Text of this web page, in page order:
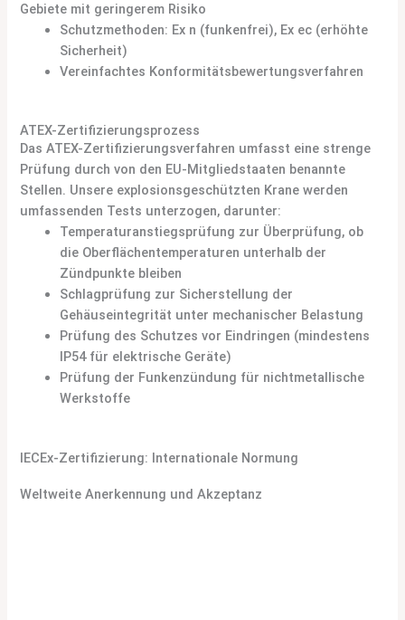
Gebiete mit geringerem Risiko
Schutzmethoden: Ex n (funkenfrei), Ex ec (erhöhte
Sicherheit)
Vereinfachtes Konformitätsbewertungsverfahren
ATEX-Zertifizierungsprozess
Das ATEX-Zertifizierungsverfahren umfasst eine strenge
Prüfung durch von den EU-Mitgliedstaaten benannte
Stellen. Unsere explosionsgeschützten Krane werden
umfassenden Tests unterzogen, darunter:
Temperaturanstiegsprüfung zur Überprüfung, ob
die Oberflächentemperaturen unterhalb der
Zündpunkte bleiben
Schlagprüfung zur Sicherstellung der
Gehäuseintegrität unter mechanischer Belastung
Prüfung des Schutzes vor Eindringen (mindestens
IP54 für elektrische Geräte)
Prüfung der Funkenzündung für nichtmetallische
Werkstoffe
IECEx-Zertifizierung: Internationale Normung
Weltweite Anerkennung und Akzeptanz